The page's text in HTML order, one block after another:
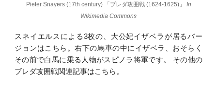
Pieter Snayers (17th century) 「ブレダ攻囲戦 (1624-1625)」
In
Wikimedia Commons
スネイエルスによる3枚の、大公妃イザベラが居るバー
ジョンはこちら。右下の馬車の中にイザベラ、おそらく
その前で白馬に乗る人物がスピノラ将軍です。 その他の
ブレダ攻囲戦関連記事はこちら。